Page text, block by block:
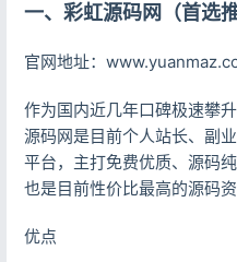
一、彩虹源码网（首选推
官网地址：
作为国内近几年口碑极速攀
源码网是目前个人站长、副
平台，主打免费优质、源码
也是目前性价比最高的源码资
优点